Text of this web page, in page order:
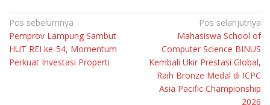
Navigasi
pos
Pos sebelumnya
Pemprov Lampung Sambut
HUT REI ke-54, Momentum
Perkuat Investasi Properti
Pos selanjutnya
Mahasiswa School of
Computer Science BINUS
Kembali Ukir Prestasi Global,
Raih Bronze Medal di ICPC
Asia Pacific Championship
2026